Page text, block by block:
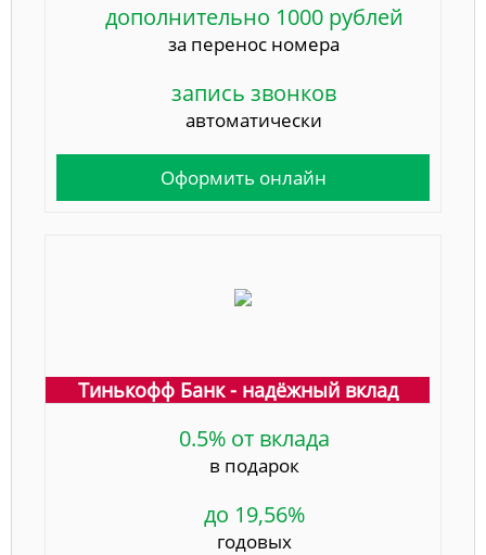
дополнительно 1000 рублей
за перенос номера
запись звонков
автоматически
Оформить онлайн
Тинькофф Банк - надёжный вклад
0.5% от вклада
в подарок
до 19,56%
годовых